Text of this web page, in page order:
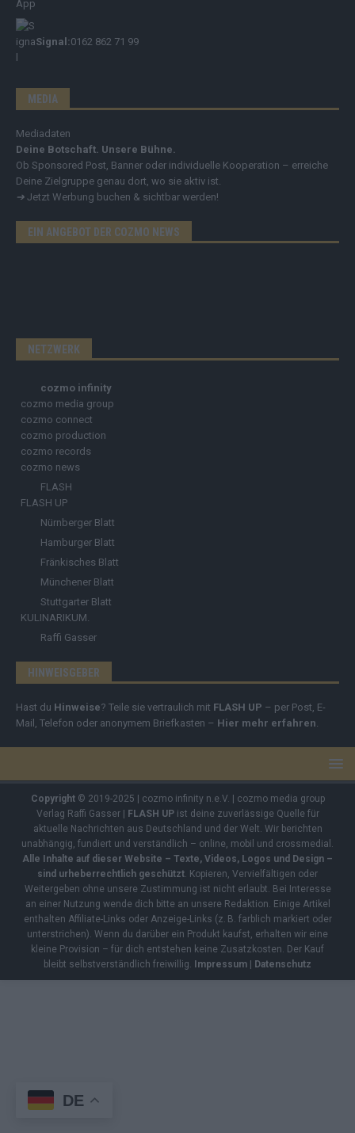
Signal:0162 862 71 99
MEDIA
Mediadaten
Deine Botschaft. Unsere Bühne.
Ob Sponsored Post, Banner oder individuelle Kooperation – erreiche
Deine Zielgruppe genau dort, wo sie aktiv ist.
➔ Jetzt Werbung buchen & sichtbar werden!
EIN ANGEBOT DER COZMO NEWS
NETZWERK
cozmo infinity
cozmo media group
cozmo connect
cozmo production
cozmo records
cozmo news
FLASH
FLASH UP
Nürnberger Blatt
Hamburger Blatt
Fränkisches Blatt
Münchener Blatt
Stuttgarter Blatt
KULINARIKUM.
Raffi Gasser
HINWEISGEBER
Hast du Hinweise? Teile sie vertraulich mit FLASH UP – per Post, E-
Mail, Telefon oder anonymem Briefkasten – Hier mehr erfahren
Copyright© 2019-2025 | cozmo infinity n.e.V. | cozmo media group
Verlag Raffi Gasser | FLASH UPist deine zuverlässige Quelle für
aktuelle Nachrichten aus Deutschland und der Welt. Wir berichten
unabhängig, fundiert und verständlich – online, mobil und crossmedial.
Alle Inhalte auf dieser Website – Texte, Videos, Logos und Design –
sind urheberrechtlich geschützt . Kopieren, Vervielfältigen oder
Weitergeben ohne unsere Zustimmung ist nicht erlaubt. Bei Interesse
an einer Nutzung wende dich bitte an unsere Redaktion. Einige Artikel
enthalten Affiliate-Links oder Anzeige-Links (z. B. farblich markiert oder
unterstrichen). Wenn du darüber ein Produkt kaufst, erhalten wir eine
kleine Provision – für dich entstehen keine Zusatzkosten. Der Kauf
bleibt selbstverständlich freiwillig. Impressum | Datenschutz
DE